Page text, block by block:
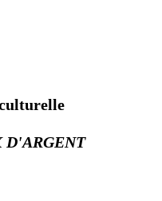
D'ARGENT